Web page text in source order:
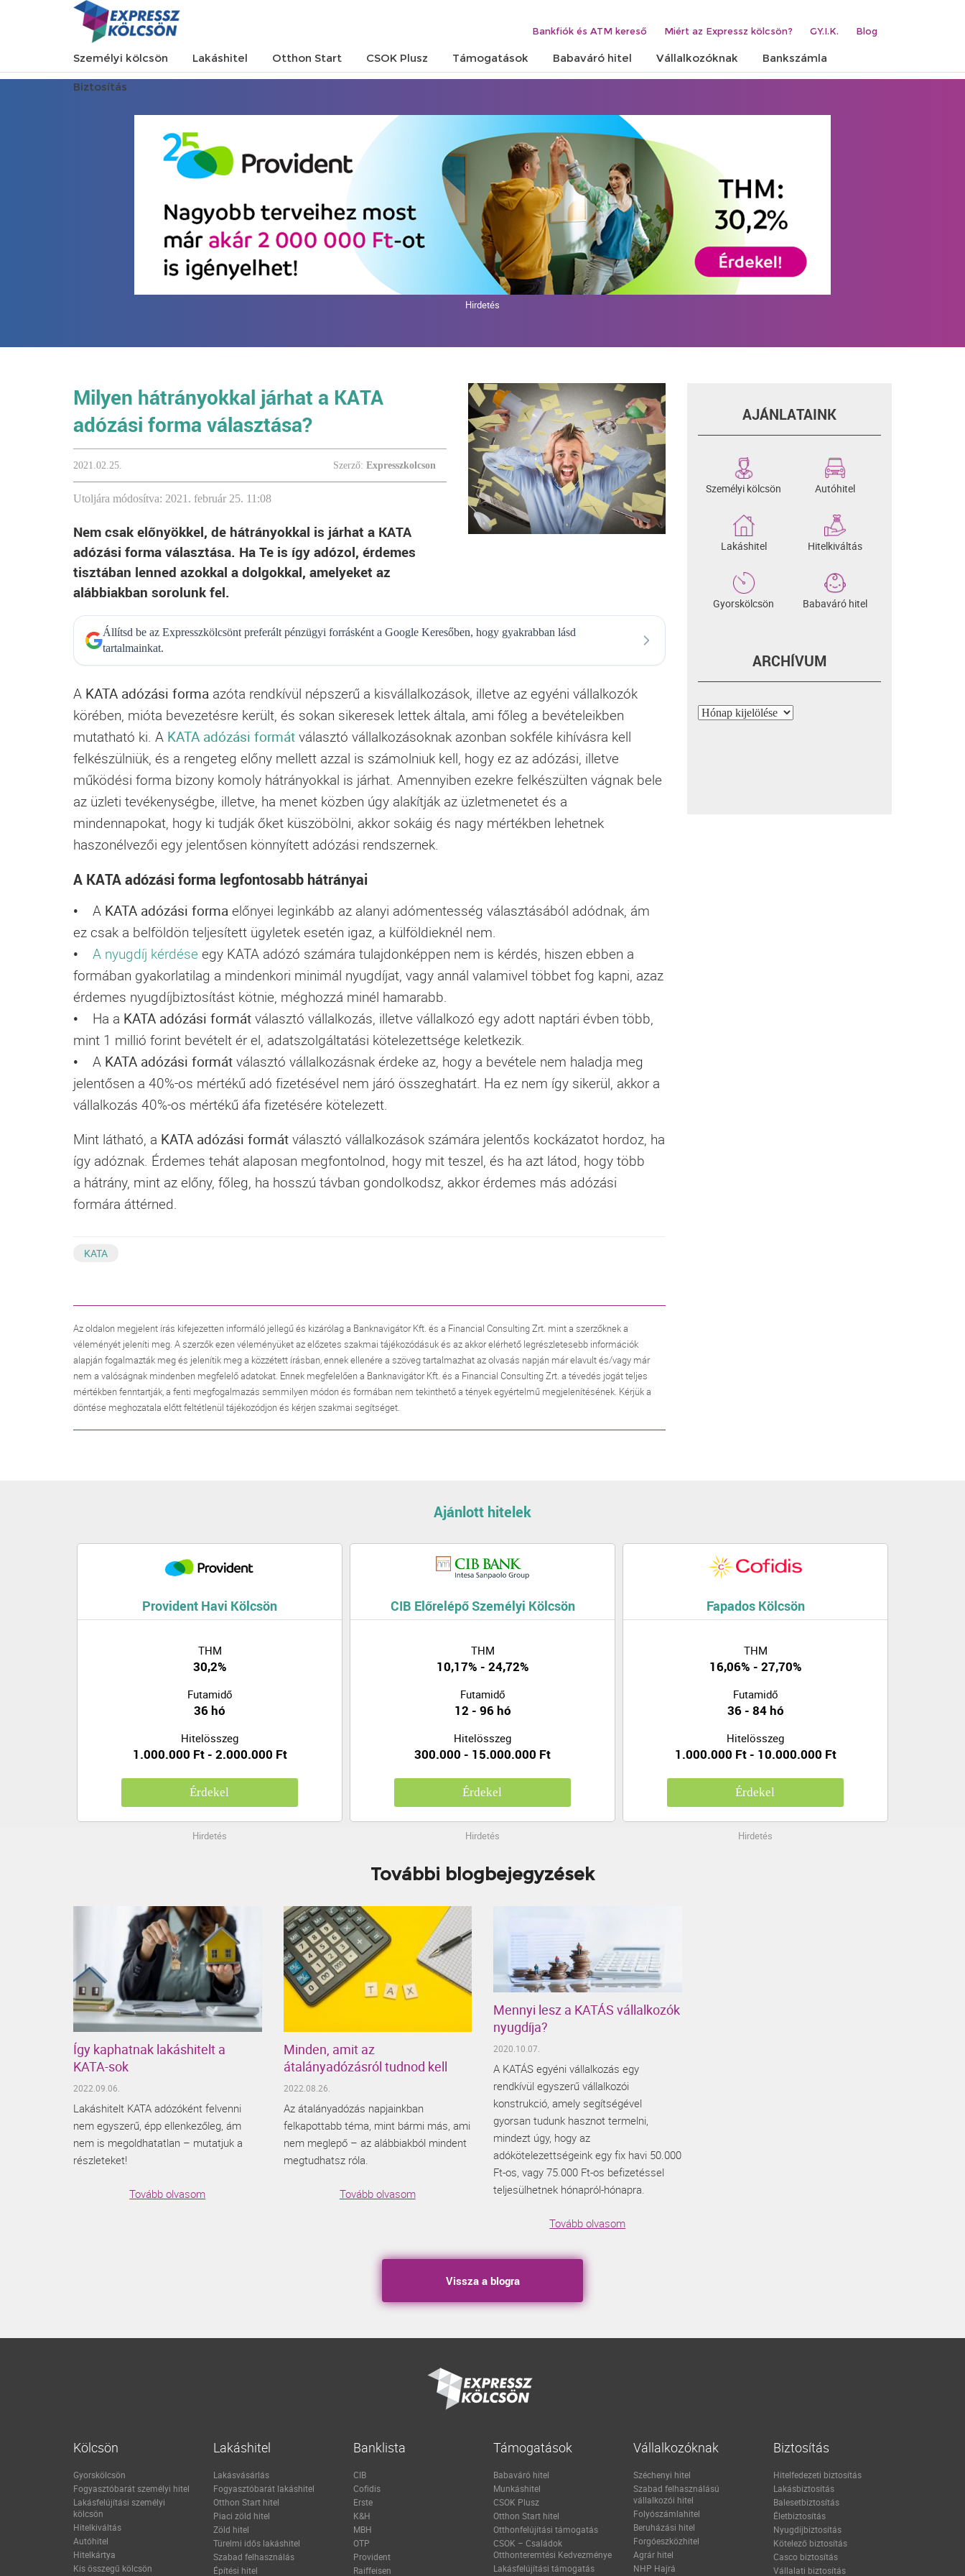
Bankfiók és ATM kereső Miért az Expressz kölcsön? GY.I.K. Blog
Személyi kölcsön Lakáshitel Otthon Start CSOK Plusz Támogatások Babaváró hitel Vállalkozóknak Bankszámla
Biztosítás
Hirdetés
Milyen hátrányokkal járhat a KATA
adózási forma választása?
2021.02.25. Szerző: Expresszkolcson
Utoljára módosítva: 2021. február 25. 11:08
Nem csak előnyökkel, de hátrányokkal is járhat a KATA
adózási forma választása. Ha Te is így adózol, érdemes
tisztában lenned azokkal a dolgokkal, amelyeket az
alábbiakban sorolunk fel.
Állítsd be az Expresszkölcsönt preferált pénzügyi forrásként a Google Keresőben, hogy gyakrabban lásd
tartalmainkat.
A KATA adózási forma azóta rendkívül népszerű a kisvállalkozások, illetve az egyéni vállalkozók
körében, mióta bevezetésre került, és sokan sikeresek lettek általa, ami főleg a bevételeikben
mutatható ki. A KATA adózási formátválasztó vállalkozásoknak azonban sokféle kihívásra kell
felkészülniük, és a rengeteg előny mellett azzal is számolniuk kell, hogy ez az adózási, illetve
működési forma bizony komoly hátrányokkal is járhat. Amennyiben ezekre felkészülten vágnak bele
az üzleti tevékenységbe, illetve, ha menet közben úgy alakítják az üzletmenetet és a
mindennapokat, hogy ki tudják őket küszöbölni, akkor sokáig és nagy mértékben lehetnek
haszonélvezői egy jelentősen könnyített adózási rendszernek.
A KATA adózási forma legfontosabb hátrányai
• A KATA adózási formaelőnyei leginkább az alanyi adómentesség választásából adódnak, ám
ez csak a belföldön teljesített ügyletek esetén igaz, a külföldieknél nem.
•
A nyugdíj kérdése egy KATA adózó számára tulajdonképpen nem is kérdés, hiszen ebben a
formában gyakorlatilag a mindenkori minimál nyugdíjat, vagy annál valamivel többet fog kapni, azaz
érdemes nyugdíjbiztosítást kötnie, méghozzá minél hamarabb.
• Ha a KATA adózási formátválasztó vállalkozás, illetve vállalkozó egy adott naptári évben több,
mint 1 millió forint bevételt ér el, adatszolgáltatási kötelezettsége keletkezik.
• A KATA adózási formátválasztó vállalkozásnak érdeke az, hogy a bevétele nem haladja meg
jelentősen a 40%-os mértékű adó fizetésével nem járó összeghatárt. Ha ez nem így sikerül, akkor a
vállalkozás 40%-os mértékű áfa fizetésére kötelezett.
Mint látható, a KATA adózási formátválasztó vállalkozások számára jelentős kockázatot hordoz, ha
így adóznak. Érdemes tehát alaposan megfontolnod, hogy mit teszel, és ha azt látod, hogy több
a hátrány, mint az előny, főleg, ha hosszú távban gondolkodsz, akkor érdemes más adózási
formára áttérned.
KATA
Az oldalon megjelent írás kifejezetten informáló jellegű és kizárólag a Banknavigátor Kft. és a Financial Consulting Zrt. mint a szerzőknek a
véleményét jeleníti meg. A szerzők ezen véleményüket az előzetes szakmai tájékozódásuk és az akkor elérhető legrészletesebb információk
alapján fogalmazták meg és jelenítik meg a közzétett írásban, ennek ellenére a szöveg tartalmazhat az olvasás napján már elavult és/vagy már
nem a valóságnak mindenben megfelelő adatokat. Ennek megfelelően a Banknavigátor Kft. és a Financial Consulting Zrt. a tévedés jogát teljes
mértékben fenntartják, a fenti megfogalmazás semmilyen módon és formában nem tekinthető a tények egyértelmű megjelenítésének. Kérjük a
döntése meghozatala előtt feltétlenül tájékozódjon és kérjen szakmai segítséget.
AJÁNLATAINK
Személyi kölcsön Autóhitel
Lakáshitel Hitelkiváltás
Gyorskölcsön Babaváró hitel
ARCHÍVUM
Archívum
Ajánlott hitelek
Provident Havi Kölcsön
THM
30,2%
Futamidő
36 hó
Hitelösszeg
1.000.000 Ft - 2.000.000 Ft
Érdekel
Hirdetés
CIB Előrelépő Személyi Kölcsön
THM
10,17% - 24,72%
Futamidő
12 - 96 hó
Hitelösszeg
300.000 - 15.000.000 Ft
Érdekel
Hirdetés
Fapados Kölcsön
THM
16,06% - 27,70%
Futamidő
36 - 84 hó
Hitelösszeg
1.000.000 Ft - 10.000.000 Ft
Érdekel
Hirdetés
További blogbejegyzések
Így kaphatnak lakáshitelt a
KATA-sok
2022.09.06.
Lakáshitelt KATA adózóként felvenni
nem egyszerű, épp ellenkezőleg, ám
nem is megoldhatatlan – mutatjuk a
részleteket!
Tovább olvasom
Minden, amit az
átalányadózásról tudnod kell
2022.08.26.
Az átalányadózás napjainkban
felkapottabb téma, mint bármi más, ami
nem meglepő – az alábbiakból mindent
megtudhatsz róla.
Tovább olvasom
Mennyi lesz a KATÁS vállalkozók
nyugdíja?
2020.10.07.
A KATÁS egyéni vállalkozás egy
rendkívül egyszerű vállalkozói
konstrukció, amely segítségével
gyorsan tudunk hasznot termelni,
mindezt úgy, hogy az
adókötelezettségeink egy fix havi 50.000
Ft-os, vagy 75.000 Ft-os befizetéssel
teljesülhetnek hónapról-hónapra.
Tovább olvasom
Vissza a blogra
Kölcsön
Gyorskölcsön
Fogyasztóbarát személyi hitel
Lakásfelújítási személyi
kölcsön
Hitelkiváltás
Autóhitel
Hitelkártya
Kis összegű kölcsön
Lakáshitel
Lakásvásárlás
Fogyasztóbarát lakáshitel
Otthon Start hitel
Piaci zöld hitel
Zöld hitel
Türelmi idős lakáshitel
Szabad felhasználás
Építési hitel
Banklista
CIB
Cofidis
Erste
K&H
MBH
OTP
Provident
Raiffeisen
Támogatások
Babaváró hitel
Munkáshitel
CSOK Plusz
Otthon Start hitel
Otthonfelújítási támogatás
CSOK – Családok
Otthonteremtési Kedvezménye
Lakásfelújítási támogatás
Vállalkozóknak
Széchenyi hitel
Szabad felhasználású
vállalkozói hitel
Folyószámlahitel
Beruházási hitel
Forgóeszközhitel
Agrár hitel
NHP Hajrá
Biztosítás
Hitelfedezeti biztosítás
Lakásbiztosítás
Balesetbiztosítás
Életbiztosítás
Nyugdíjbiztosítás
Kötelező biztosítás
Casco biztosítás
Vállalati biztosítás